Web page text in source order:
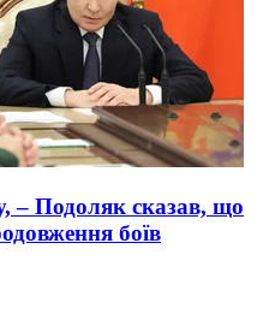
– Подоляк сказав, що
боїв